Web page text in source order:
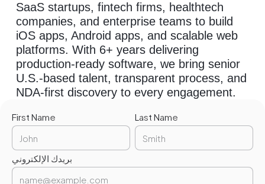
SaaS startups, fintech firms, healthtech
companies, and enterprise teams to build
iOS apps, Android apps, and scalable web
platforms. With 6+ years delivering
production-ready software, we bring senior
U.S.-based talent, transparent process, and
NDA-first discovery to every engagement.
First Name Last Name
بريدك الإلكتروني